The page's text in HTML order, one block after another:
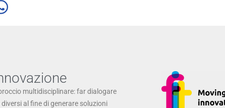
multidisciplinare: far dialogare
al fine di generare soluzioni